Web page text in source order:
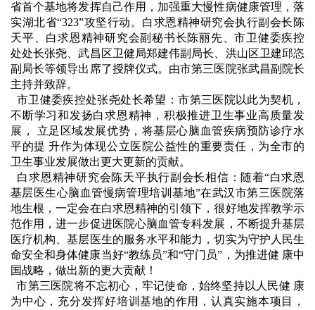
省首个基地将发挥自己作用，加强重大慢性病健康管理，落
实湖北省“323”攻坚行动。白求恩精神研究会执行副会长陈
天平、白求恩精神研究会副秘书长陈丽先、市卫健委疾控
处处长张尧、武昌区卫健局郑建伟副局长、洪山区卫建邱恣
副局长等领导出席了授牌仪式。由市第三医院张武昌副院长
主持并致辞。
市卫健委疾控处张尧处长希望：市第三医院以此为契机，
不断学习和发扬白求恩精神，积极推进卫生事业高质量发
展， 立足区域发展优势，将基层心脑血管疾病预防诊疗水
平的提 升作为体现公立医院公益性的重要责任，为全市的
卫生事业发展做出更大更新的贡献。
白求恩精神研究会陈天平执行副会长相信：随着“白求恩
基层医生心脑血管慢病管理培训基地”在武汉市第三医院落
地生根，一定会在白求恩精神的引领下，很好地发挥教学示
范作用，进一步促进医院心脑血管专科发展，不断提升基层
医疗机构、基层医生的服务水平和能力，切实为守护人民生
命安全和身体健康当好“教练员”和“守门员”，为推进健 康中
国战略，做出新的更大贡献！
市第三医院将不忘初心，牢记使命，始终坚持以人民健 康
为中心，充分发挥好培训基地的作用，认真实施本项目，